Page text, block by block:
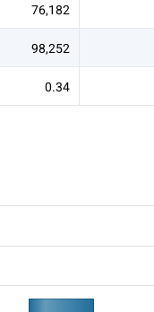
76,182
98,252
0.34